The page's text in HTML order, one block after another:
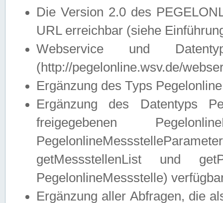
Die Version 2.0 des
URL erreichbar (siehe
Webservice und
(http://pegelonline.wsv.de/
Ergänzung des Typs
Ergänzung des Datentyps
freigegebenen
getMessstellenList und
PegelonlineMessstelle)
Ergänzung aller Abfragen, die